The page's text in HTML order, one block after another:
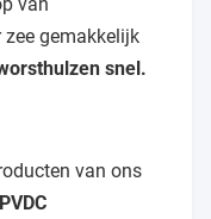
gemakkelijk
snel.
van ons